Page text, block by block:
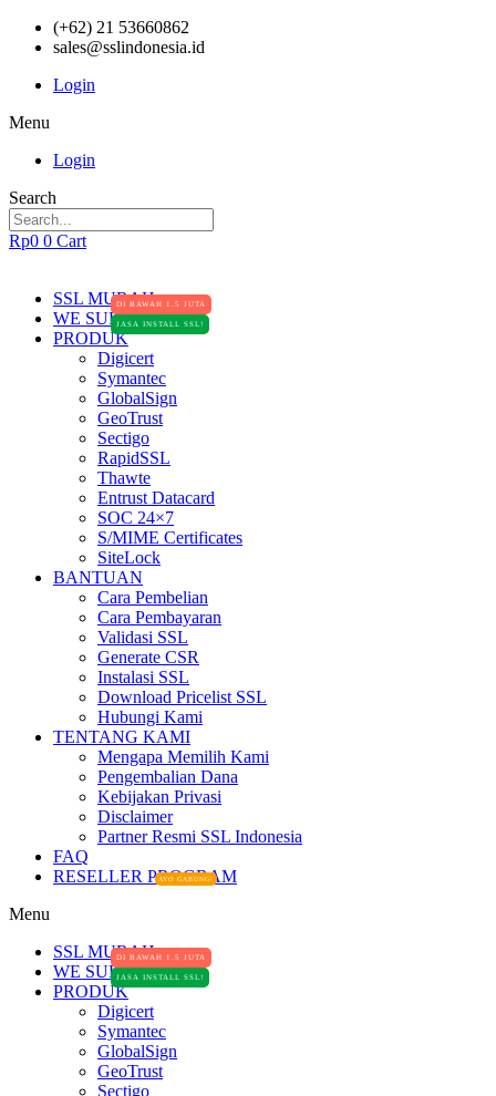
(+62) 21 53660862
sales@sslindonesia.id
Login
Menu
Login
Search
Rp0 0 Cart
DI BAWAH 1.5 JUTA
SSL MURAH
JASA INSTALL SSL!
WE SUPPORT
PRODUK
Digicert
Symantec
GlobalSign
GeoTrust
Sectigo
RapidSSL
Thawte
Entrust Datacard
SOC 24×7
S/MIME Certificates
SiteLock
BANTUAN
Cara Pembelian
Cara Pembayaran
Validasi SSL
Generate CSR
Instalasi SSL
Download Pricelist SSL
Hubungi Kami
TENTANG KAMI
Mengapa Memilih Kami
Pengembalian Dana
Kebijakan Privasi
Disclaimer
Partner Resmi SSL Indonesia
FAQ
AYO GABUNG!
RESELLER PROGRAM
Menu
DI BAWAH 1.5 JUTA
SSL MURAH
JASA INSTALL SSL!
WE SUPPORT
PRODUK
Digicert
Symantec
GlobalSign
GeoTrust
Sectigo